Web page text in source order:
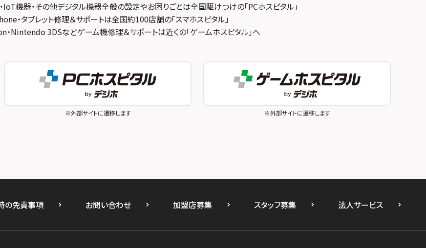
IoT機器・その他デジタル機器全般の設定やお困りごとは全国駆けつけの「PCホスピタル」
・タブレット修理＆サポートは全国約100店舗の「スマホスピタル」
Nintendo 3DSなどゲーム機修理＆サポートは近くの「ゲームホスピタル」へ
※外部サイトに遷移します ※外部サイトに遷移します
の免責事項 お問い合わせ 加盟店募集 スタッフ募集 法人サービス